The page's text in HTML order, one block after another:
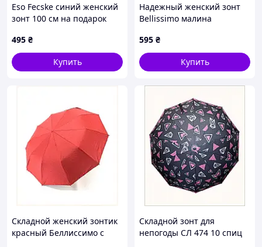
Eso Fecske синий женский
зонт 100 см на подарок
495 ₴
Купить
Надежный женский зонт
Bellissimo малина
595 ₴
Купить
Складной женский зонтик
красный Беллиссимо с
Складной зонт для
непогоды СЛ 474 10 спиц